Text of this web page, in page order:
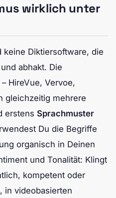
wirklich unter
Diktiersoftware, die
abhakt. Die
HireVue, Vervoe,
gleichzeitig mehrere
erstens Sprachmuster
Du die Begriffe
organisch in Deinen
und Tonalität: Klingt
kompetent oder
in videobasierten